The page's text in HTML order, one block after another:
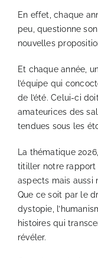
Association
Ateliers, expos,
La Pause Doc
Cinévillage
Accès & contact
En effet, chaque
peu, questionne
nouvelles
Et chaque année,
l’équipe qui
de l’été. Celui-ci
amateurices des
tendues sous les
La thématique
titiller notre rapport
aspects mais aussi
Que ce soit par le
dystopie,
histoires qui
révéler.